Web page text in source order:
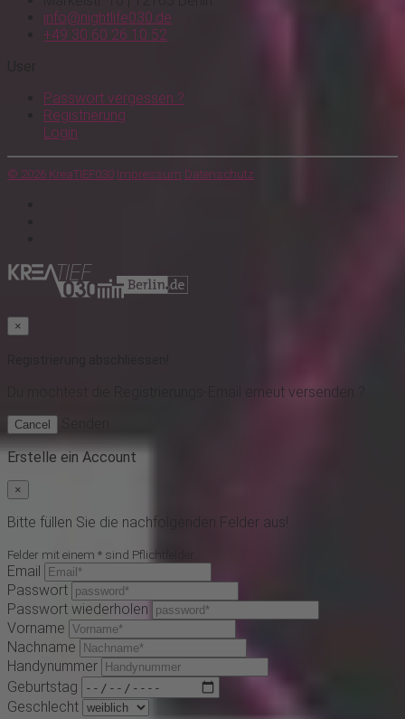
info@nightlife030.de
+49 30 60 26 10 52
Passwort vergessen ?
Registrierung
Login
© 2026 KreaTIEF030 Impressum Datenschutz
×
die Registrierungs-Email erneut versenden ?
Cancel
Erstelle ein Account
×
Bitte füllen Sie die nachfolgenden Felder aus!
Felder mit einem * sind Pflichtfelder
Email
Passwort
Passwort wiederholen
Vorname
Nachname
Handynummer
Geburtstag
Geschlecht